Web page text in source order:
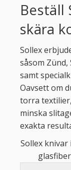
Beställ
skära
Sollex
såsom Zünd,
samt
Oavsett om
torra
minska
exakta
Sollex